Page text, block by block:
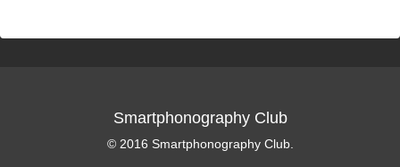
Smartphonography Club
© 2016 Smartphonography Club.